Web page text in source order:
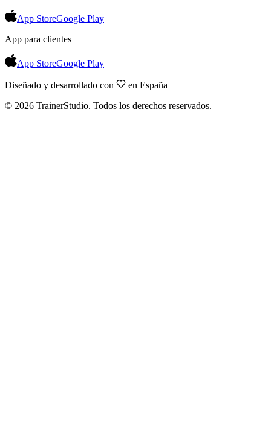
App StoreGoogle Play
App para clientes
App StoreGoogle Play
Diseñado y desarrollado con
en España
© 2026 TrainerStudio. Todos los derechos reservados.